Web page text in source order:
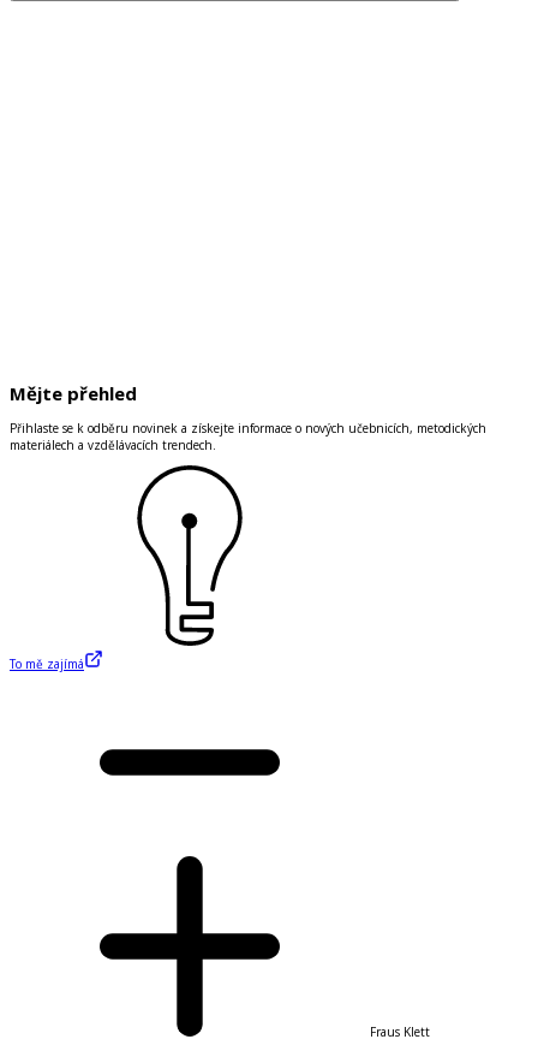
Mějte přehled
Přihlaste se k odběru novinek a získejte informace o nových učebnicích, metodických
materiálech a vzdělávacích trendech.
To mě zajímá
Fraus Klett